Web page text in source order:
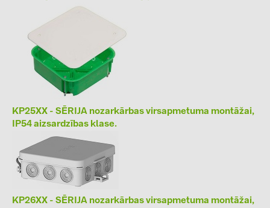
RAŽOTĀJI
ABB (21)
AIKO Solar (2)
BAKS (51)
BUDMAT (6)
FRONIUS (42)
GROMTOR (32)
GoodWe (40)
KP25XX - SĒRIJA nozarkārbas virsapmetuma montāžai,
IP54 aizsardzības klase.
KP26XX - SĒRIJA nozarkārbas virsapmetuma montāžai,